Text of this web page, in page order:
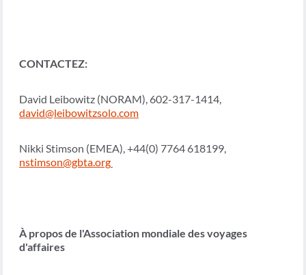
CONTACTEZ:
David Leibowitz (NORAM), 602-317-1414,
david@leibowitzsolo.com
Nikki Stimson (EMEA), +44(0) 7764 618199,
nstimson@gbta.org
À propos de l'Association mondiale des voyages
d'affaires